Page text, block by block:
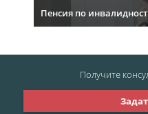
Пенсия по
Получите